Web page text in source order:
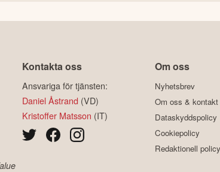
Kontakta oss
Ansvariga för tjänsten:
Daniel Åstrand (VD)
Kristoffer Matsson (IT)
Om oss
Nyhetsbrev
Om oss & kontakt
Dataskyddspolicy
Cookiepolicy
Redaktionell policy